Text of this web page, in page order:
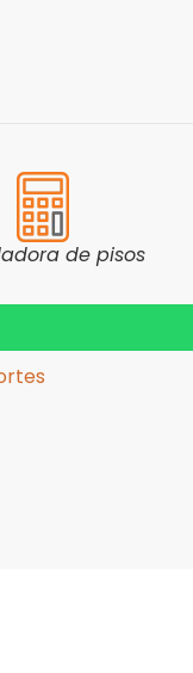
de pisos